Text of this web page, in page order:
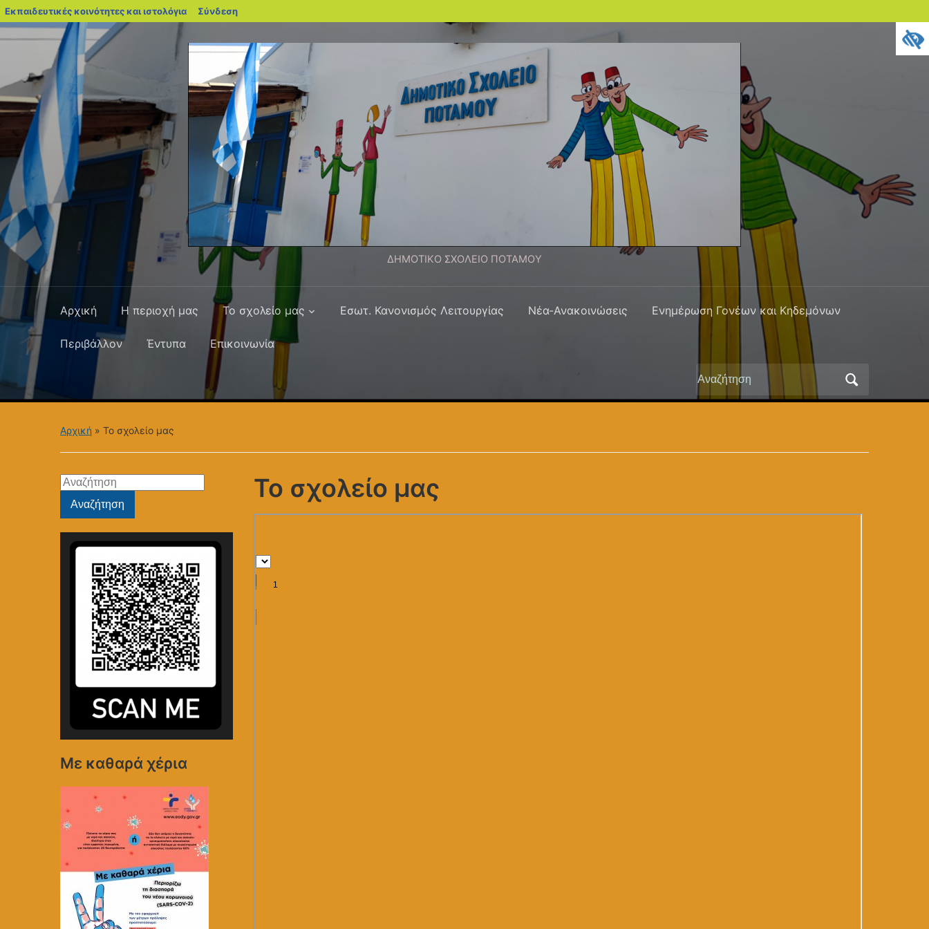
Εκπαιδευτικές κοινότητες και ιστολόγια blogs.sch.gr
Σύνδεση
ΔΗΜΟΤΙΚΟ ΣΧΟΛΕΙΟ ΠΟΤΑΜΟΥ
Αρχική Η περιοχή μας Το σχολείο μας Εσωτ. Κανονισμός Λειτουργίας Νέα-Ανακοινώσεις Ενημέρωση Γονέων και Κηδεμόνων
Περιβάλλον Έντυπα Επικοινωνία
Αναζήτηση
για:
Αρχική » Το σχολείο μας
Αναζήτηση
για:Αναζήτηση
Με καθαρά χέρια
Το σχολείο μας